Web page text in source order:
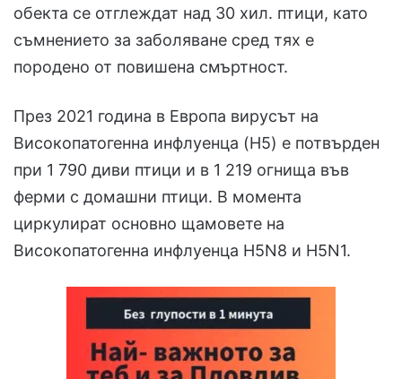
обекта се отглеждат над 30 хил. птици, като
съмнението за заболяване сред тях е
породено от повишена смъртност.
През 2021 година в Европа вирусът на
Високопатогенна инфлуенца (H5) е потвърден
при 1 790 диви птици и в 1 219 огнища във
ферми с домашни птици. В момента
циркулират основно щамовете на
Високопатогенна инфлуенца H5N8 и H5N1.